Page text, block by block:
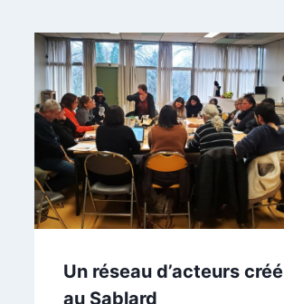
Un réseau d’acteurs créé
au Sablard